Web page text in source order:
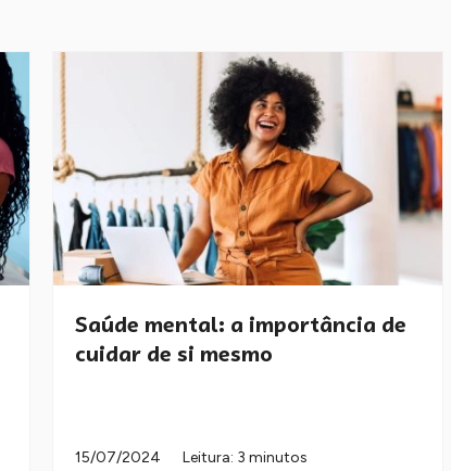
Saúde mental: a importância de
cuidar de si mesmo
15/07/2024
Leitura: 3 minutos